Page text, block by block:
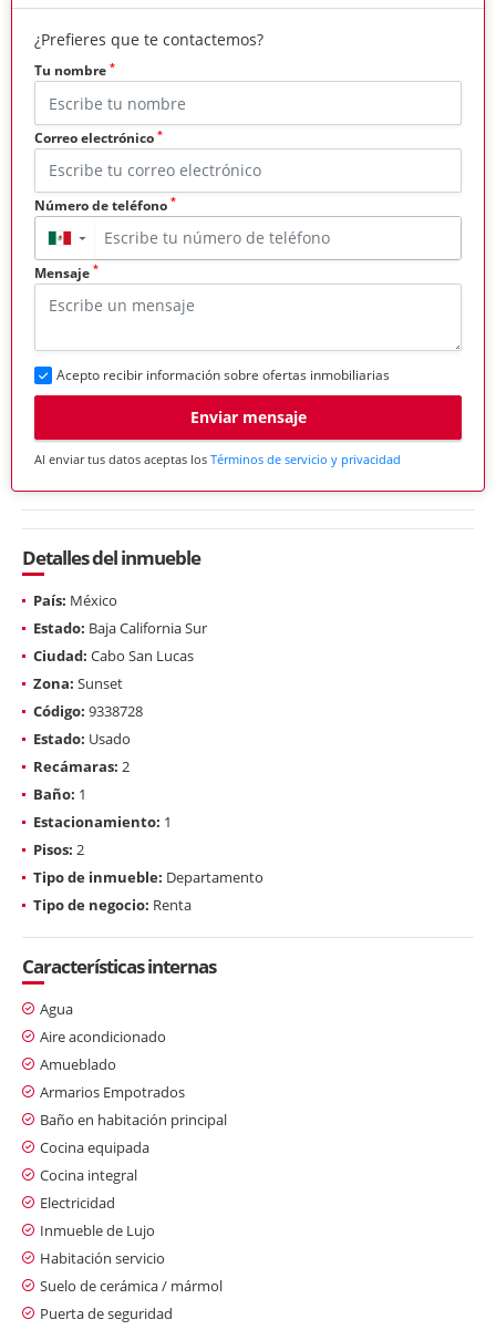
¿Prefieres que te contactemos?
Tu nombre *
Correo electrónico *
Número de teléfono *
▼
Mensaje *
Acepto recibir información sobre ofertas inmobiliarias
Enviar mensaje
Al enviar tus datos aceptas los Términos de servicio y privacidad
Detalles del inmueble
País: México
Estado: Baja California Sur
Ciudad: Cabo San Lucas
Zona: Sunset
Código: 9338728
Estado: Usado
Recámaras: 2
Baño: 1
Estacionamiento: 1
Pisos: 2
Tipo de inmueble: Departamento
Tipo de negocio: Renta
Características internas
Agua
Aire acondicionado
Amueblado
Armarios Empotrados
Baño en habitación principal
Cocina equipada
Cocina integral
Electricidad
Inmueble de Lujo
Habitación servicio
Suelo de cerámica / mármol
Puerta de seguridad